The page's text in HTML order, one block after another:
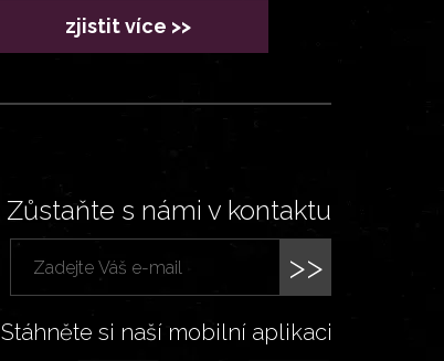
zjistit více >>
Zůstaňte s námi v kontaktu
>>
Stáhněte si naší mobilní aplikaci